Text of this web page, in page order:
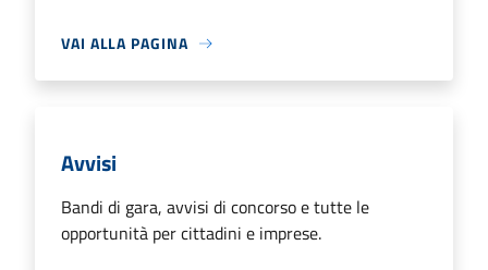
VAI ALLA PAGINA
Avvisi
Bandi di gara, avvisi di concorso e tutte le
opportunità per cittadini e imprese.